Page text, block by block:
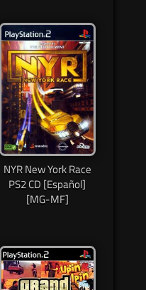
NYR New York Race
PS2 CD [Español]
[MG-MF]